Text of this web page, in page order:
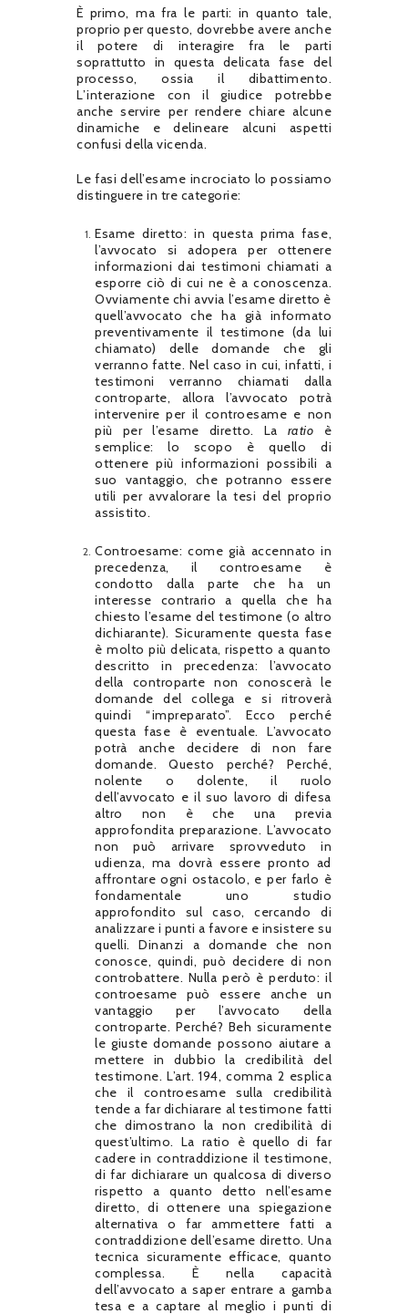
È primo, ma fra le parti: in quanto tale,
proprio per questo, dovrebbe avere anche
il potere di interagire fra le parti
soprattutto in questa delicata fase del
processo, ossia il dibattimento.
L’interazione con il giudice potrebbe
anche servire per rendere chiare alcune
dinamiche e delineare alcuni aspetti
confusi della vicenda.
Le fasi dell’esame incrociato lo possiamo
distinguere in tre categorie:
Esame diretto: in questa prima fase,
l’avvocato si adopera per ottenere
informazioni dai testimoni chiamati a
esporre ciò di cui ne è a conoscenza.
Ovviamente chi avvia l’esame diretto è
quell’avvocato che ha già informato
preventivamente il testimone (da lui
chiamato) delle domande che gli
verranno fatte. Nel caso in cui, infatti, i
testimoni verranno chiamati dalla
controparte, allora l’avvocato potrà
intervenire per il controesame e non
più per l’esame diretto. La ratio è
semplice: lo scopo è quello di
ottenere più informazioni possibili a
suo vantaggio, che potranno essere
utili per avvalorare la tesi del proprio
assistito.
Controesame: come già accennato in
precedenza, il controesame è
condotto dalla parte che ha un
interesse contrario a quella che ha
chiesto l’esame del testimone (o altro
dichiarante). Sicuramente questa fase
è molto più delicata, rispetto a quanto
descritto in precedenza: l’avvocato
della controparte non conoscerà le
domande del collega e si ritroverà
quindi “impreparato”. Ecco perché
questa fase è eventuale. L’avvocato
potrà anche decidere di non fare
domande. Questo perché? Perché,
nolente o dolente, il ruolo
dell’avvocato e il suo lavoro di difesa
altro non è che una previa
approfondita preparazione. L’avvocato
non può arrivare sprovveduto in
udienza, ma dovrà essere pronto ad
affrontare ogni ostacolo, e per farlo è
fondamentale uno studio
approfondito sul caso, cercando di
analizzare i punti a favore e insistere su
quelli. Dinanzi a domande che non
conosce, quindi, può decidere di non
controbattere. Nulla però è perduto: il
controesame può essere anche un
vantaggio per l’avvocato della
controparte. Perché? Beh sicuramente
le giuste domande possono aiutare a
mettere in dubbio la credibilità del
testimone. L’art. 194, comma 2 esplica
che il controesame sulla credibilità
tende a far dichiarare al testimone fatti
che dimostrano la non credibilità di
quest’ultimo. La ratio è quello di far
cadere in contraddizione il testimone,
di far dichiarare un qualcosa di diverso
rispetto a quanto detto nell’esame
diretto, di ottenere una spiegazione
alternativa o far ammettere fatti a
contraddizione dell’esame diretto. Una
tecnica sicuramente efficace, quanto
complessa. È nella capacità
dell’avvocato a saper entrare a gamba
tesa e a captare al meglio i punti di